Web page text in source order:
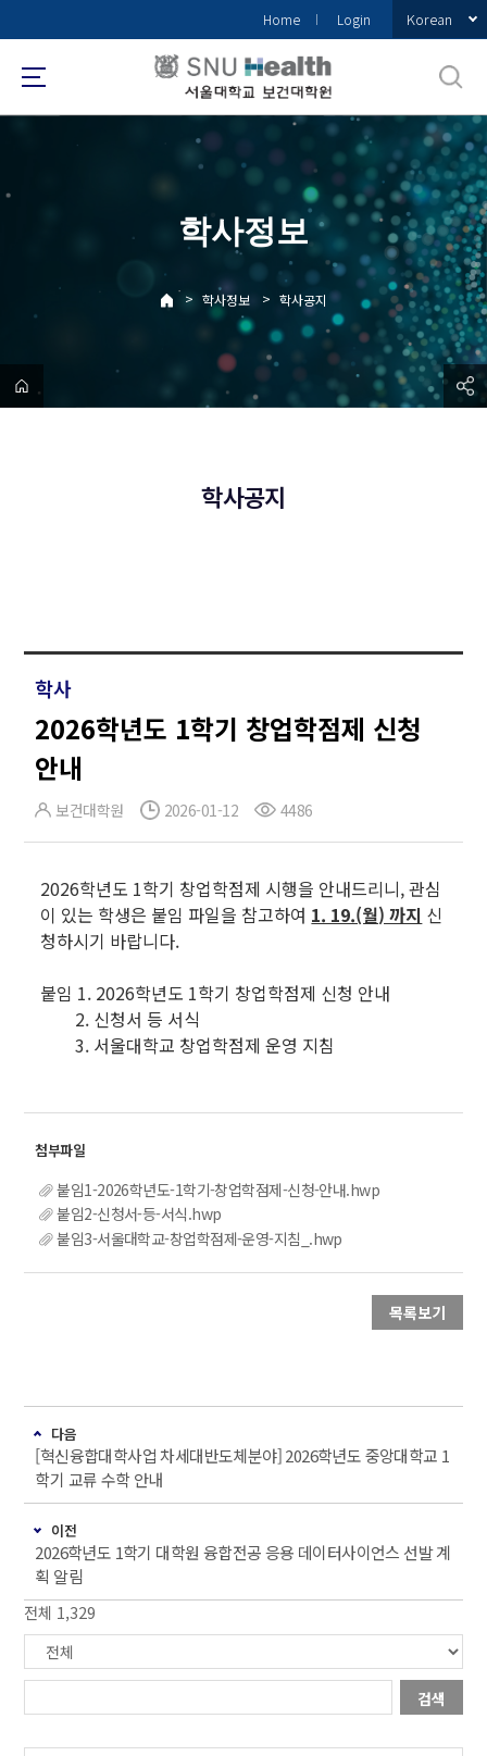
로
메
Home Login Korean
학사정보
> 학사정보 > 학사공지
학사공지
학사
2026학년도 1학기 창업학점제 신청
안내
보건대학원 2026-01-12 4486
2026학년도 1학기 창업학점제 시행을 안내드리니, 관심
이 있는 학생은 붙임 파일을 참고하여 1. 19.(월) 까지 신
청하시기 바랍니다.
붙임 1. 2026학년도 1학기 창업학점제 신청 안내
2. 신청서 등 서식
3. 서울대학교 창업학점제 운영 지침
붙임1-2026학년도-1학기-창업학점제-신청-안내.hwp
붙임2-신청서-등-서식.hwp
붙임3-서울대학교-창업학점제-운영-지침_.hwp
목록보기
다음
[혁신융합대학사업 차세대반도체분야] 2026학년도 중앙대학교 1
학기 교류 수학 안내
이전
2026학년도 1학기 대학원 융합전공 응용 데이터사이언스 선발 계
획 알림
전체 1,329
검색